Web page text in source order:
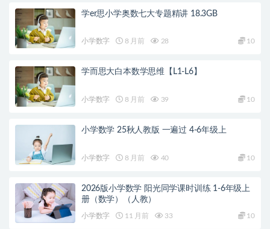
学er思小学奥数七大专题精讲 18.3GB
小学数字 8 月前 28 10
学而思大白本数学思维【L1-L6】
小学数字 8 月前 39 10
小学数学 25秋人教版 一遍过 4-6年级上
小学数字 8 月前 40 10
2026版小学数学 阳光同学课时训练 1-6年级上
册（数学）（人教）
小学数字 11 月前 33 10